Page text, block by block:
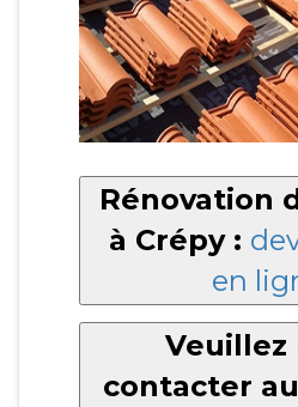
Rénovation
à Crépy :
en
Veuillez
contacter